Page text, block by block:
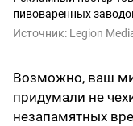
пивоваренных
Источник: Legion
Возможно, ваш
придумали не
незапамятных